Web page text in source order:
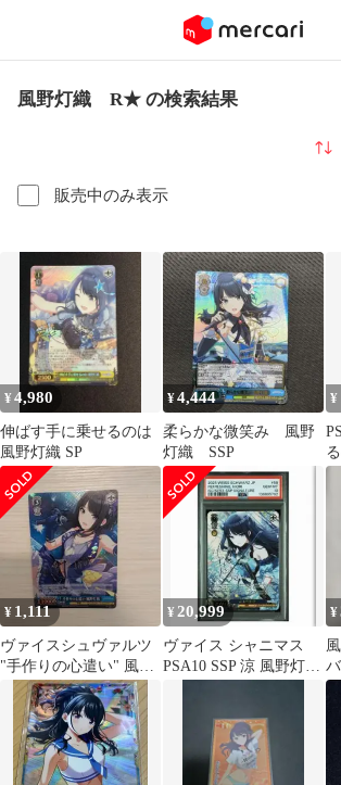
風野灯織 R★ の検索結果
販売中のみ表示
並
¥4,980
伸ばす手に乗せるのは
風野灯織 SP
¥4,444
柔らかな微笑み 風野
灯織 SSP
¥
¥ 1,111
ヴァイスシュヴァルツ
"手作りの心遣い" 風野
灯織
¥ 20,999
ヴァイス シャニマス
PSA10 SSP 涼 風野灯織
¥